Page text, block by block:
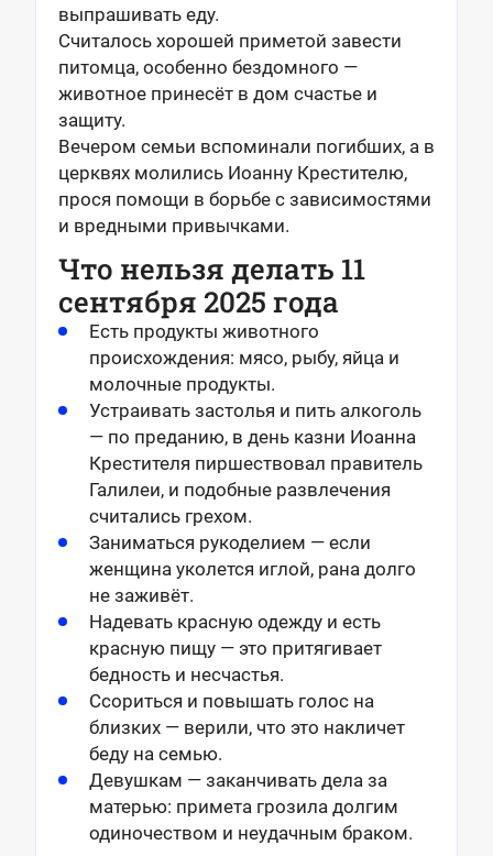
выпрашивать еду.
Считалось хорошей приметой завести
питомца, особенно бездомного —
животное принесёт в дом счастье и
защиту.
Вечером семьи вспоминали погибших, а в
церквях молились Иоанну Крестителю,
прося помощи в борьбе с зависимостями
и вредными привычками.
Что нельзя делать 11
сентября 2025 года
Есть продукты животного
происхождения: мясо, рыбу, яйца и
молочные продукты.
Устраивать застолья и пить алкоголь
— по преданию, в день казни Иоанна
Крестителя пиршествовал правитель
Галилеи, и подобные развлечения
считались грехом.
Заниматься рукоделием — если
женщина уколется иглой, рана долго
не заживёт.
Надевать красную одежду и есть
красную пищу — это притягивает
бедность и несчастья.
Ссориться и повышать голос на
близких — верили, что это накличет
беду на семью.
Девушкам — заканчивать дела за
матерью: примета грозила долгим
одиночеством и неудачным браком.